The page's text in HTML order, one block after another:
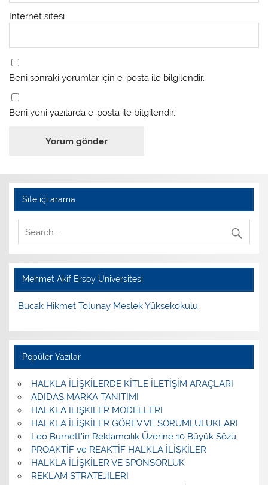
İnternet sitesi
Beni sonraki yorumlar için e-posta ile bilgilendir.
Beni yeni yazılarda e-posta ile bilgilendir.
Site içi arama
Mehmet Akif Ersoy Üniversitesi
Bucak Hikmet Tolunay Meslek Yüksekokulu
Popüler Yazılar
HALKLA İLİŞKİLERDE KİTLE İLETİŞİM ARAÇLARI
ADIDAS MARKA TANITIMI
HALKLA İLİŞKİLER MODELLERİ
HALKLA İLİŞKİLER GÖREV VE SORUMLULUKLARI
Leo Burnett’in Reklamcılık Üzerine 10 Büyük Sözü
PROAKTİF ve REAKTİF HALKLA İLİŞKİLER
HALKLA İLİŞKİLER VE SPONSORLUK
REKLAM STRATEJİLERİ